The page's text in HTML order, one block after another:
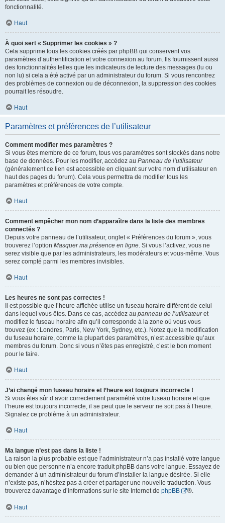
fonctionnalité.
Haut
À quoi sert « Supprimer les cookies » ?
Cela supprime tous les cookies créés par phpBB qui conservent vos
paramètres d’authentification et votre connexion au forum. Ils fournissent aussi
des fonctionnalités telles que les indicateurs de lecture des messages (lu ou
non lu) si cela a été activé par un administrateur du forum. Si vous rencontrez
des problèmes de connexion ou de déconnexion, la suppression des cookies
pourrait les résoudre.
Haut
Paramètres et préférences de l’utilisateur
Comment modifier mes paramètres ?
Si vous êtes membre de ce forum, tous vos paramètres sont stockés dans notre
base de données. Pour les modifier, accédez au Panneau de l’utilisateur
(généralement ce lien est accessible en cliquant sur votre nom d’utilisateur en
haut des pages du forum). Cela vous permettra de modifier tous les
paramètres et préférences de votre compte.
Haut
Comment empêcher mon nom d’apparaître dans la liste des membres
connectés ?
Depuis votre panneau de l’utilisateur, onglet « Préférences du forum », vous
trouverez l’option Masquer ma présence en ligne. Si vous l’activez, vous ne
serez visible que par les administrateurs, les modérateurs et vous-même. Vous
serez compté parmi les membres invisibles.
Haut
Les heures ne sont pas correctes !
Il est possible que l’heure affichée utilise un fuseau horaire différent de celui
dans lequel vous êtes. Dans ce cas, accédez au panneau de l’utilisateuret
modifiez le fuseau horaire afin qu’il corresponde à la zone où vous vous
trouvez (ex : Londres, Paris, New York, Sydney, etc.). Notez que la modification
du fuseau horaire, comme la plupart des paramètres, n’est accessible qu’aux
membres du forum. Donc si vous n’êtes pas enregistré, c’est le bon moment
pour le faire.
Haut
J’ai changé mon fuseau horaire et l’heure est toujours incorrecte !
Si vous êtes sûr d’avoir correctement paramétré votre fuseau horaire et que
l’heure est toujours incorrecte, il se peut que le serveur ne soit pas à l’heure.
Signalez ce problème à un administrateur.
Haut
Ma langue n’est pas dans la liste !
La raison la plus probable est que l’administrateur n’a pas installé votre langue
ou bien que personne n’a encore traduit phpBB dans votre langue. Essayez de
demander à un administrateur du forum d’installer la langue désirée. Si elle
n’existe pas, n’hésitez pas à créer et partager une nouvelle traduction. Vous
trouverez davantage d’informations sur le site Internet de phpBB ®.
Haut